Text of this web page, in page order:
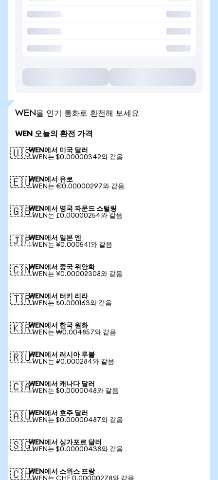
WEN을 인기 통화로 환전해 보세요
WEN 오늘의 환전 가격
🇺🇸WEN에서 미국 달러
1 WEN는 $0.00000342와 같음
🇪🇺WEN에서 유로
1 WEN는 €0.00000297와 같음
🇬🇧WEN에서 영국 파운드 스털링
1 WEN는 £0.00000254와 같음
🇯🇵WEN에서 일본 엔
1 WEN는 ¥0.000541와 같음
🇨🇳WEN에서 중국 위안화
1 WEN는 ¥0.00002308와 같음
🇹🇷WEN에서 터키 리라
1 WEN는 ₺0.000163와 같음
🇰🇷WEN에서 한국 원화
1 WEN는 ₩0.004857와 같음
🇷🇺WEN에서 러시아 루블
1 WEN는 ₽0.000284와 같음
🇨🇦WEN에서 캐나다 달러
1 WEN는 $0.0000048와 같음
🇦🇺WEN에서 호주 달러
1 WEN는 $0.00000487와 같음
🇸🇬WEN에서 싱가포르 달러
1 WEN는 $0.00000438와 같음
🇨🇭WEN에서 스위스 프랑
1 WEN는 CHF 0.00000278와 같음